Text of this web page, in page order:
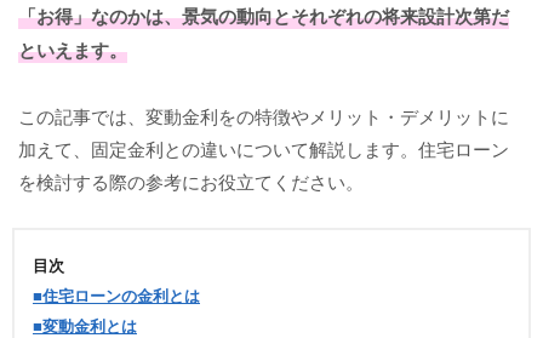
「お得」なのかは、景気の動向とそれぞれの将来設計次第だ
といえます。
この記事では、変動金利をの特徴やメリット・デメリットに
加えて、固定金利との違いについて解説します。住宅ローン
を検討する際の参考にお役立てください。
目次
■住宅ローンの金利とは
■変動金利とは